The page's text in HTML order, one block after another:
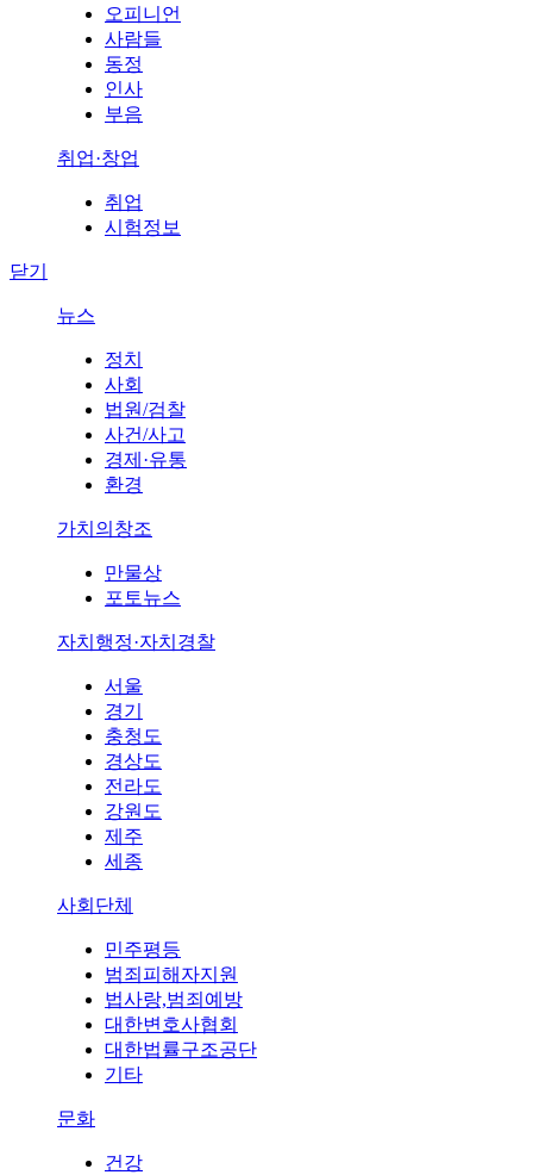
오피니언
사람들
동정
인사
부음
취업·창업
취업
시험정보
닫기
뉴스
정치
사회
법원/검찰
사건/사고
경제·유통
환경
가치의창조
만물상
포토뉴스
자치행정·자치경찰
서울
경기
충청도
경상도
전라도
강원도
제주
세종
사회단체
민주평등
범죄피해자지원
법사랑,범죄예방
대한변호사협회
대한법률구조공단
기타
문화
건강